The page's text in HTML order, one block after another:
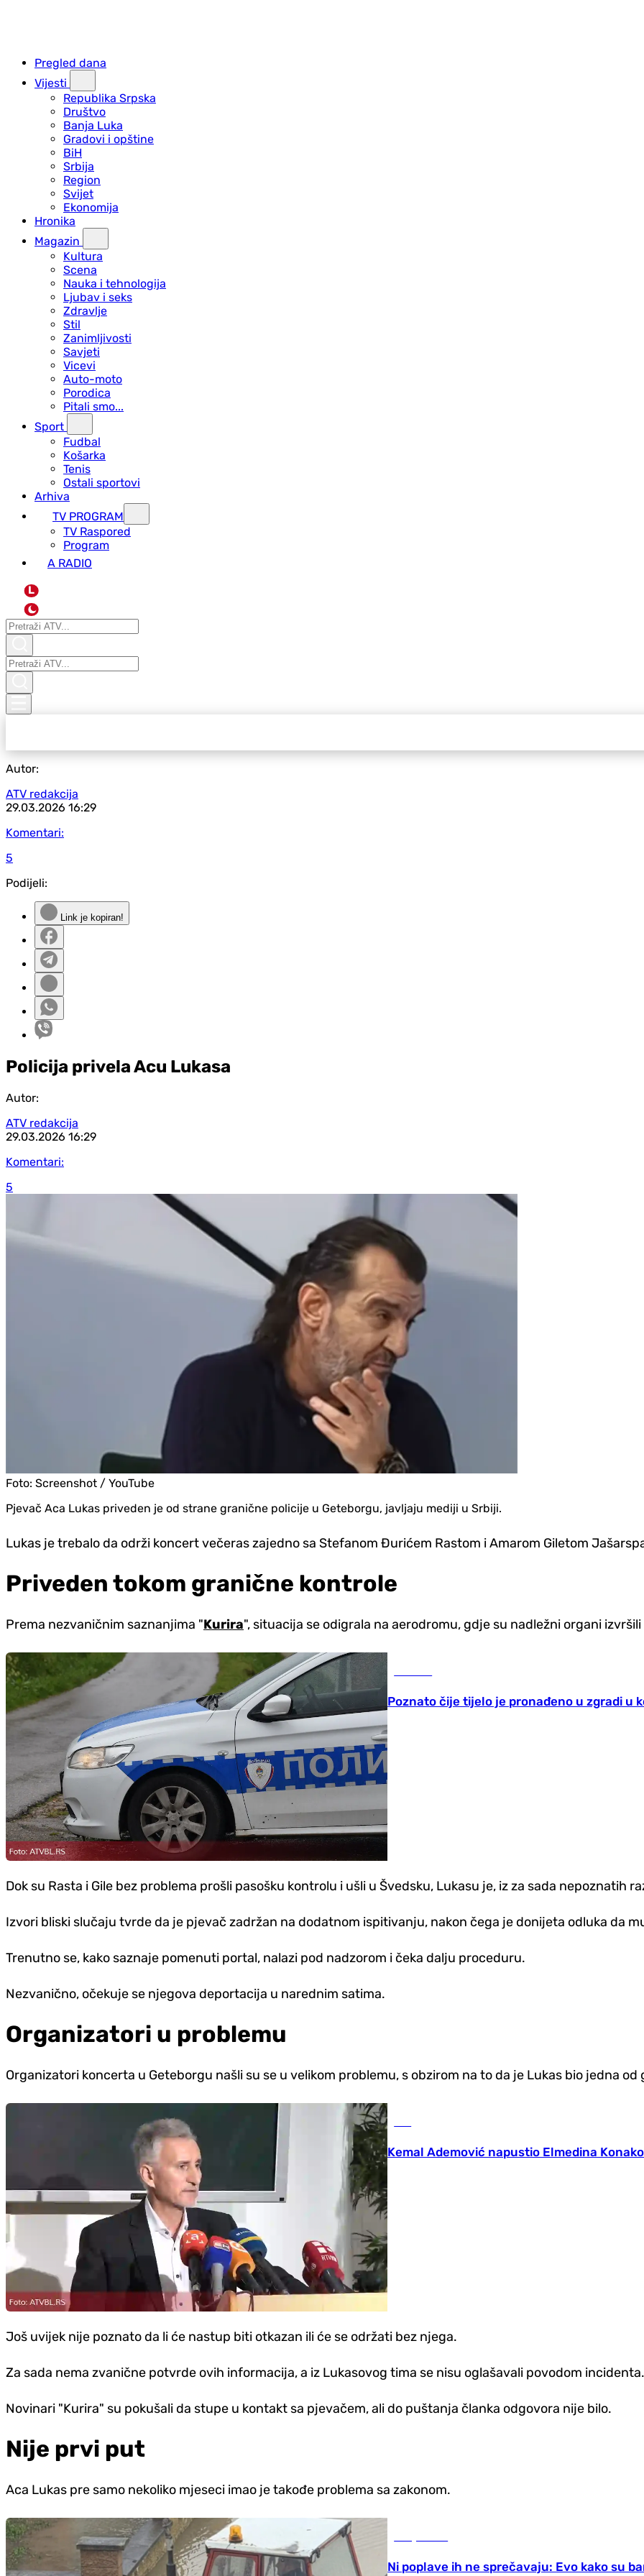
Pregled dana
Vijesti
Republika Srpska
Društvo
Banja Luka
Gradovi i opštine
BiH
Srbija
Region
Svijet
Ekonomija
Hronika
Magazin
Kultura
Scena
Nauka i tehnologija
Ljubav i seks
Zdravlje
Stil
Zanimljivosti
Savjeti
Vicevi
Auto-moto
Porodica
Pitali smo...
Sport
Fudbal
Košarka
Tenis
Ostali sportovi
Arhiva
TV PROGRAM
ТV Raspored
Program
A RADIO
L
Autor:
ATV redakcija
29.03.2026 16:29
Komentari:
5
Podijeli:
Link je kopiran!
Policija privela Acu Lukasa
Autor:
ATV redakcija
29.03.2026 16:29
Komentari:
5
Foto: Screenshot / YouTube
Pjevač Aca Lukas priveden je od strane granične policije u Geteborgu, javljaju mediji u Srbiji.
Lukas je trebalo da održi koncert večeras zajedno sa Stefanom Đurićem Rastom i Amarom Giletom
Priveden tokom granične kontrole
Prema nezvaničnim saznanjima "Kurira", situacija se odigrala na aerodromu, gdje su nadležni organi
Poznato čije tijelo je pronađeno u zgradi u
Dok su Rasta i Gile bez problema prošli pasošku kontrolu i ušli u Švedsku, Lukasu je, iz za sada nepoznatih
Izvori bliski slučaju tvrde da je pjevač zadržan na dodatnom ispitivanju, nakon čega je donijeta odluka da
Trenutno se, kako saznaje pomenuti portal, nalazi pod nadzorom i čeka dalju proceduru.
Nezvanično, očekuje se njegova deportacija u narednim satima.
Organizatori u problemu
Organizatori koncerta u Geteborgu našli su se u velikom problemu, s obzirom na to da je Lukas bio jedna
Kemal Ademović napustio Elmedina
Još uvijek nije poznato da li će nastup biti otkazan ili će se održati bez njega.
Za sada nema zvanične potvrde ovih informacija, a iz Lukasovog tima se nisu oglašavali povodom incidenta.
Novinari "Kurira" su pokušali da stupe u kontakt sa pjevačem, ali do puštanja članka odgovora nije bilo.
Nije prvi put
Aca Lukas pre samo nekoliko mjeseci imao je takođe problema sa zakonom.
Ni poplave ih ne sprečavaju: Evo kako su